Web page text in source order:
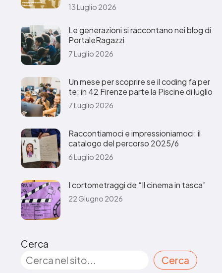
13 Luglio 2026
Le generazioni si raccontano nei blog di
PortaleRagazzi
7 Luglio 2026
Un mese per scoprire se il coding fa per
te: in 42 Firenze parte la Piscine di luglio
7 Luglio 2026
Raccontiamoci e impressioniamoci: il
catalogo del percorso 2025/6
6 Luglio 2026
I cortometraggi de “Il cinema in tasca”
22 Giugno 2026
Cerca
Cerca